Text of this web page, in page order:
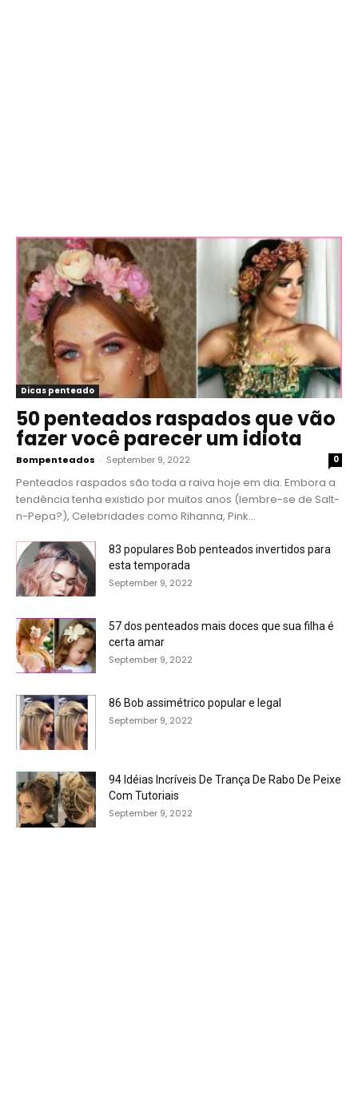
Dicas penteado
50 penteados raspados que vão
fazer você parecer um idiota
Bompenteados - September 9, 2022 0
Penteados raspados são toda a raiva hoje em dia. Embora a
tendência tenha existido por muitos anos (lembre-se de Salt-
n-Pepa?), Celebridades como Rihanna, Pink...
83 populares Bob penteados invertidos para
esta temporada
September 9, 2022
57 dos penteados mais doces que sua filha é
certa amar
September 9, 2022
86 Bob assimétrico popular e legal
September 9, 2022
94 Idéias Incríveis De Trança De Rabo De Peixe
Com Tutoriais
September 9, 2022